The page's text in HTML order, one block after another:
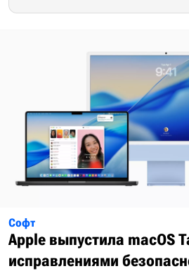
Софт
Apple выпустила macOS
исправлениями